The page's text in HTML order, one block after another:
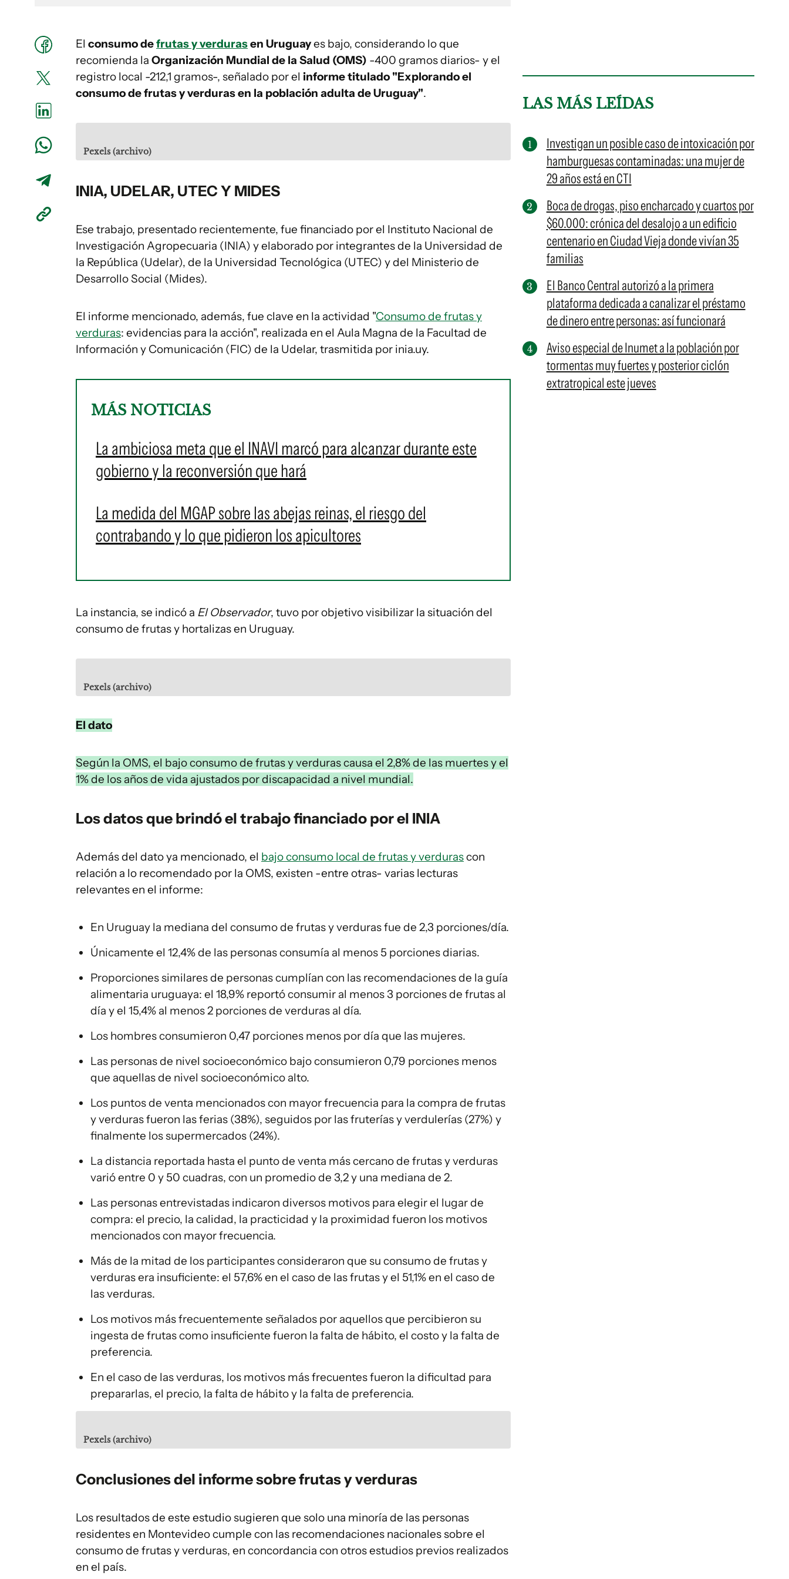
El consumo defrutas y verdurasen Uruguayes bajo, considerando lo que
recomienda la Organización Mundial de la Salud (OMS) -400 gramos diarios- y el
registro local -212,1 gramos-, señalado por el informe titulado "Explorando el
consumo de frutas y verduras en la población adulta de Uruguay".
Pexels (archivo)
INIA, UDELAR, UTEC Y MIDES
Ese trabajo, presentado recientemente, fue financiado por el Instituto Nacional de
Investigación Agropecuaria (INIA) y elaborado por integrantes de la Universidad de
la República (Udelar), de la Universidad Tecnológica (UTEC) y del Ministerio de
Desarrollo Social (Mides).
El informe mencionado, además, fue clave en la actividad "Consumo de frutas y
verduras: evidencias para la acción", realizada en el Aula Magna de la Facultad de
Información y Comunicación (FIC) de la Udelar, trasmitida por inia.uy.
MÁS NOTICIAS
La ambiciosa meta que el INAVI marcó para alcanzar durante este
gobierno y la reconversión que hará
La medida del MGAP sobre las abejas reinas, el riesgo del
contrabando y lo que pidieron los apicultores
La instancia, se indicó a El Observador, tuvo por objetivo visibilizar la situación del
consumo de frutas y hortalizas en Uruguay.
Pexels (archivo)
El dato
Según la OMS, el bajo consumo de frutas y verduras causa el 2,8% de las muertes y el
1% de los años de vida ajustados por discapacidad a nivel mundial.
Los datos que brindó el trabajo financiado por el INIA
Además del dato ya mencionado, el bajo consumo local de frutas y verdurascon
relación a lo recomendado por la OMS, existen -entre otras- varias lecturas
relevantes en el informe:
En Uruguay la mediana del consumo de frutas y verduras fue de 2,3 porciones/día.
Únicamente el 12,4% de las personas consumía al menos 5 porciones diarias.
Proporciones similares de personas cumplían con las recomendaciones de la guía
alimentaria uruguaya: el 18,9% reportó consumir al menos 3 porciones de frutas al
día y el 15,4% al menos 2 porciones de verduras al día.
Los hombres consumieron 0,47 porciones menos por día que las mujeres.
Las personas de nivel socioeconómico bajo consumieron 0,79 porciones menos
que aquellas de nivel socioeconómico alto.
Los puntos de venta mencionados con mayor frecuencia para la compra de frutas
y verduras fueron las ferias (38%), seguidos por las fruterías y verdulerías (27%) y
finalmente los supermercados (24%).
La distancia reportada hasta el punto de venta más cercano de frutas y verduras
varió entre 0 y 50 cuadras, con un promedio de 3,2 y una mediana de 2.
Las personas entrevistadas indicaron diversos motivos para elegir el lugar de
compra: el precio, la calidad, la practicidad y la proximidad fueron los motivos
mencionados con mayor frecuencia.
Más de la mitad de los participantes consideraron que su consumo de frutas y
verduras era insuficiente: el 57,6% en el caso de las frutas y el 51,1% en el caso de
las verduras.
Los motivos más frecuentemente señalados por aquellos que percibieron su
ingesta de frutas como insuficiente fueron la falta de hábito, el costo y la falta de
preferencia.
En el caso de las verduras, los motivos más frecuentes fueron la dificultad para
prepararlas, el precio, la falta de hábito y la falta de preferencia.
Pexels (archivo)
Conclusiones del informe sobre frutas y verduras
Los resultados de este estudio sugieren que solo una minoría de las personas
residentes en Montevideo cumple con las recomendaciones nacionales sobre el
consumo de frutas y verduras, en concordancia con otros estudios previos realizados
en el país.
LAS MÁS LEÍDAS
Investigan un posible caso de intoxicación por
hamburguesas contaminadas: una mujer de
29 años está en CTI
Boca de drogas, piso encharcado y cuartos por
$60.000: crónica del desalojo a un edificio
centenario en Ciudad Vieja donde vivían 35
familias
El Banco Central autorizó a la primera
plataforma dedicada a canalizar el préstamo
de dinero entre personas: así funcionará
Aviso especial de Inumet a la población por
tormentas muy fuertes y posterior ciclón
extratropical este jueves